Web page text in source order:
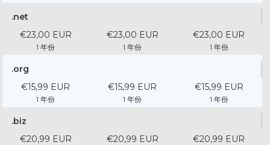
.net
€23,00 EUR
1 年份
€23,00 EUR
1 年份
€23,00 EUR
1 年份
.org
€15,99 EUR
1 年份
€15,99 EUR
1 年份
€15,99 EUR
1 年份
.biz
€20,99 EUR
€20,99 EUR €20,99 EUR